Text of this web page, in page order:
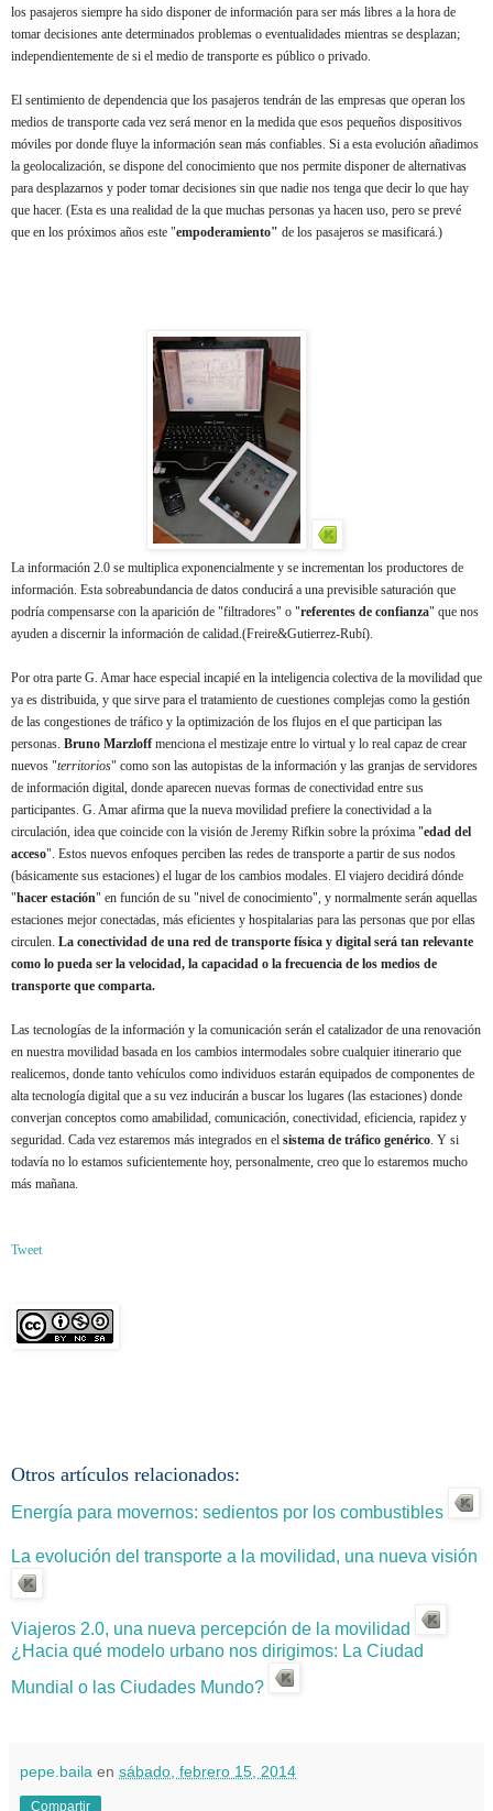
los pasajeros siempre ha sido disponer de información para ser más libres a la hora de
tomar decisiones ante determinados problemas o eventualidades mientras se desplazan;
independientemente de si el medio de transporte es público o privado.
El sentimiento de dependencia que los pasajeros tendrán de las empresas que operan los
medios de transporte cada vez será menor en la medida que esos pequeños dispositivos
móviles por donde fluye la información sean más confiables. Si a esta evolución añadimos
la geolocalización, se dispone del conocimiento que nos permite disponer de alternativas
para desplazarnos y poder tomar decisiones sin que nadie nos tenga que decir lo que hay
que hacer. (Esta es una realidad de la que muchas personas ya hacen uso, pero se prevé
que en los próximos años este "empoderamiento" de los pasajeros se masificará.)
La información 2.0 se multiplica exponencialmente y se incrementan los productores de
información. Esta sobreabundancia de datos conducirá a una previsible saturación que
podría compensarse con la aparición de "filtradores" o "referentes de confianza" que nos
ayuden a discernir la información de calidad.(Freire&Gutierrez-Rubí).
Por otra parte G. Amar hace especial incapié en la inteligencia colectiva de la movilidad que
ya es distribuida, y que sirve para el tratamiento de cuestiones complejas como la gestión
de las congestiones de tráfico y la optimización de los flujos en el que participan las
personas. Bruno Marzloff menciona el mestizaje entre lo virtual y lo real capaz de crear
nuevos "territorios" como son las autopistas de la información y las granjas de servidores
de información digital, donde aparecen nuevas formas de conectividad entre sus
participantes. G. Amar afirma que la nueva movilidad prefiere la conectividad a la
circulación, idea que coincide con la visión de Jeremy Rifkin sobre la próxima "edad del
acceso". Estos nuevos enfoques perciben las redes de transporte a partir de sus nodos
(básicamente sus estaciones) el lugar de los cambios modales. El viajero decidirá dónde
"hacer estación" en función de su "nivel de conocimiento", y normalmente serán aquellas
estaciones mejor conectadas, más eficientes y hospitalarias para las personas que por ellas
circulen. La conectividad de una red de transporte física y digital será tan relevante
como lo pueda ser la velocidad, la capacidad o la frecuencia de los medios de
transporte que comparta.
Las tecnologías de la información y la comunicación serán el catalizador de una renovación
en nuestra movilidad basada en los cambios intermodales sobre cualquier itinerario que
realicemos, donde tanto vehículos como individuos estarán equipados de componentes de
alta tecnología digital que a su vez inducirán a buscar los lugares (las estaciones) donde
converjan conceptos como amabilidad, comunicación, conectividad, eficiencia, rapidez y
seguridad. Cada vez estaremos más integrados en el sistema de tráfico genérico. Y si
todavía no lo estamos suficientemente hoy, personalmente, creo que lo estaremos mucho
más mañana.
Tweet
Otros artículos relacionados:
Energía para movernos: sedientos por los combustibles
La evolución del transporte a la movilidad, una nueva visión
Viajeros 2.0, una nueva percepción de la movilidad
¿Hacia qué modelo urbano nos dirigimos: La Ciudad
Mundial o las Ciudades Mundo?
pepe.baila en sábado, febrero 15, 2014
Compartir